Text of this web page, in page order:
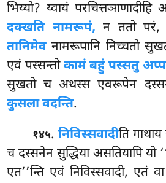
भिय्यो? य्वायं
दक्खति नामरूपं, न ततो परं,
तानिमेव नामरूपानि निच्चतो
एवं पस्सन्तोकामं बहुं पस्सतु
सुखतो च अथस्स एवरूपेन
कुसला वदन्ति.
१४५. निविस्सवादीति
च दस्सनेन सुद्धिया असतियापि यो
एत’’न्ति एवं निविस्सवादी, एतं